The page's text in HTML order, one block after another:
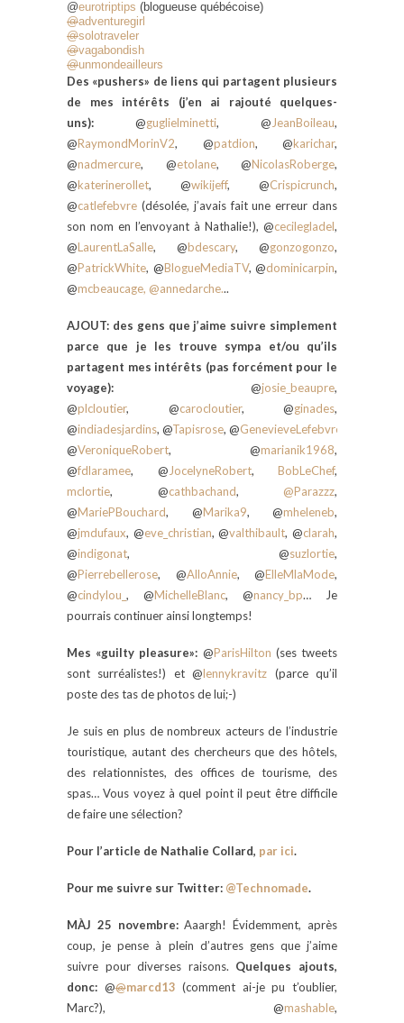
@eurotriptips (blogueuse québécoise)
@adventuregirl
@solotraveler
@vagabondish
@unmondeailleurs
Des «pushers» de liens qui partagent plusieurs
de mes intérêts (j’en ai rajouté quelques-
uns): @guglielminetti, @ JeanBoileau,
@RaymondMorinV2, @patdion, @karichar,
@nadmercure, @etolane, @NicolasRoberge,
@katerinerollet, @wikijeff, @Crispicrunch,
@catlefebvre (désolée, j’avais fait une erreur dans
son nom en l’envoyant à Nathalie!), @cecilegladel,
@LaurentLaSalle, @bdescary, @gonzogonzo,
@PatrickWhite, @BlogueMediaTV, @dominicarpin,
@mcbeaucage, @annedarche...
AJOUT: des gens que j’aime suivre simplement
parce que je les trouve sympa et/ou qu’ils
partagent mes intérêts (pas forcément pour le
voyage): @josie_beaupre,
@plcloutier, @carocloutier, @ginades,
@indiadesjardins, @Tapisrose, @GenevieveLefebvre
@VeroniqueRobert, @marianik1968,
@fdlaramee, @ JocelyneRobert, BobLeChef,
mclortie, @cathbachand, @Parazzz,
@MariePBouchard, @Marika9, @mheleneb,
@jmdufaux, @eve_christian, @valthibault, @clarah,
@indigonat, @suzlortie,
@Pierrebellerose, @AlloAnnie, @ElleMlaMode,
@cindylou_ , @MichelleBlanc, @nancy_bp… Je
pourrais continuer ainsi longtemps!
Mes «guilty pleasure»: @ParisHilton (ses tweets
sont surréalistes!) et @lennykravitz (parce qu’il
poste des tas de photos de lui;-)
Je suis en plus de nombreux acteurs de l’industrie
touristique, autant des chercheurs que des hôtels,
des relationnistes, des offices de tourisme, des
spas… Vous voyez à quel point il peut être difficile
de faire une sélection?
Pour l’article de Nathalie Collard, par ici.
Pour me suivre sur Twitter: @Technomade.
MÀJ 25 novembre:Aaargh! Évidemment, après
coup, je pense à plein d’autres gens que j’aime
suivre pour diverses raisons. Quelques ajouts,
donc: @@marcd13 (comment ai-je pu t’oublier,
Marc?), @mashable,